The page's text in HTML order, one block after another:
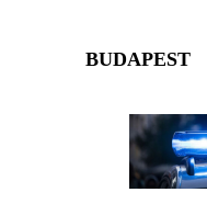
BUDAPEST